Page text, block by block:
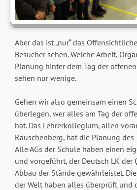
Aber das ist „nur“ das
Besucher sehen. Welche Arbeit,
Planung hinter dem Tag der
sehen nur wenige.
Gehen wir also gemeinsam einen
überlegen, wer alles am Tag der
hat. Das Lehrerkollegium, allen
Rauschenberg, hat die Planung des
Alle AGs der Schule haben einen
und vorgeführt, der Deutsch LK der
Abbau der Stände gewährleistet.
der Welt haben alles überprüft und